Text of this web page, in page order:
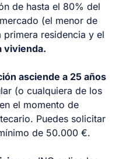
de hasta el 80% del
(el menor de
residencia y el
vivienda.
asciende a 25 años
(o cualquiera de los
el momento de
Puedes solicitar
de 50.000 €.